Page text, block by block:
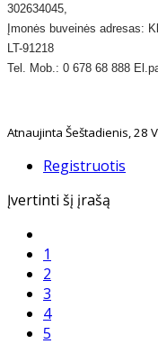
302634045,
Įmonės buveinės adresas:
LT-91218
Tel. Mob.: 0 678 68 888
Atnaujinta Šeštadienis, 28
Registruotis
Įvertinti šį įrašą
1
2
3
4
5